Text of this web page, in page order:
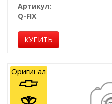
Артикул:
Q-FIX
КУПИТЬ
Оригинал